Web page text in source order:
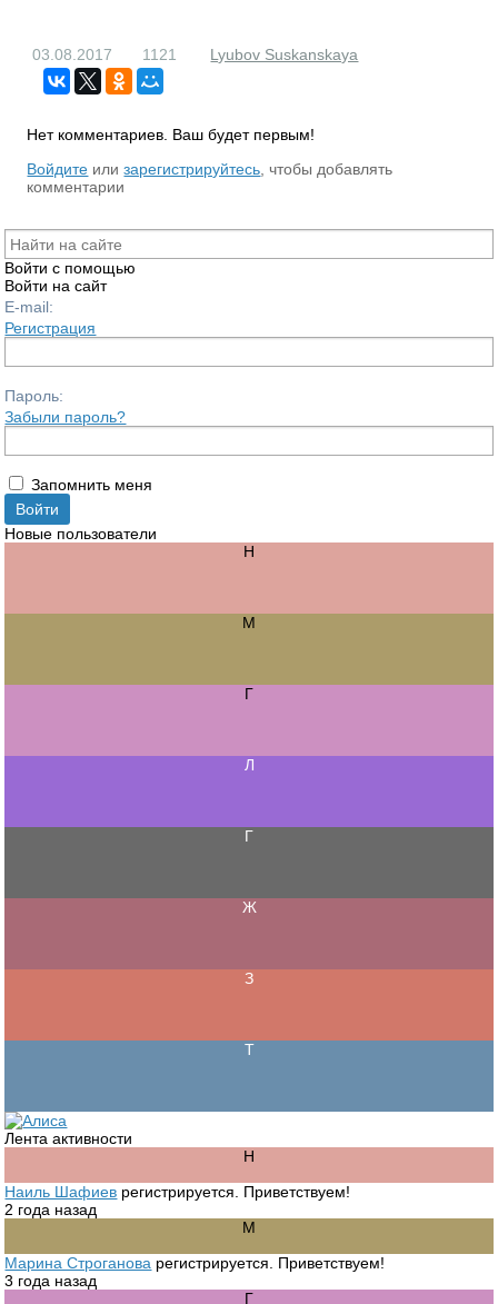
03.08.2017 1121 Lyubov Suskanskaya
Нет комментариев. Ваш будет первым!
Войдите илизарегистрируйтесь , чтобы добавлять
комментарии
Войти с помощью
Войти на сайт
E-mail:
Регистрация
Пароль:
Забыли пароль?
Запомнить меня
Новые пользователи
Лента активности
Наиль Шафиев регистрируется. Приветствуем!
2 года назад
Марина Строганова регистрируется. Приветствуем!
3 года назад